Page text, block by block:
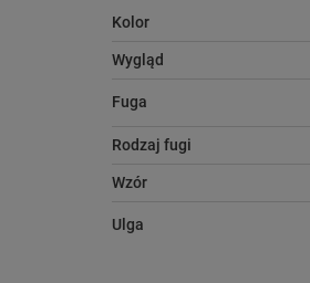
Kolor
Wygląd
Fuga
Rodzaj fugi
Wzór
Ulga